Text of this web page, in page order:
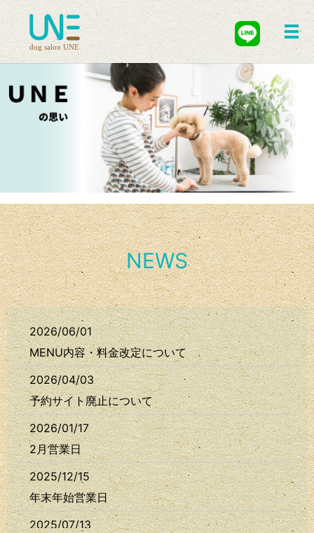
メ
NEWS
2026/06/01
MENU内容・料金改定について
2026/04/03
予約サイト廃止について
2026/01/17
2月営業日
2025/12/15
年末年始営業日
2025/07/13